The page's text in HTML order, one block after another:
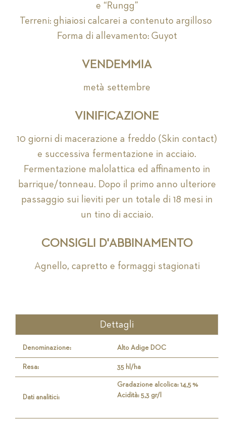
e “Rungg”
Terreni: ghiaiosi calcarei a contenuto argilloso
Forma di allevamento: Guyot
VENDEMMIA
metà settembre
VINIFICAZIONE
10 giorni di macerazione a freddo (Skin contact)
e successiva fermentazione in acciaio.
Fermentazione malolattica ed affinamento in
barrique/tonneau. Dopo il primo anno ulteriore
passaggio sui lieviti per un totale di 18 mesi in
un tino di acciaio.
CONSIGLI D'ABBINAMENTO
Agnello, capretto e formaggi stagionati
Dettagli
Denominazione: Alto Adige DOC
Resa: 35 hl/ha
Dati analitici:
Gradazione alcolica: 14,5 %
Acidità: 5,3 gr/l